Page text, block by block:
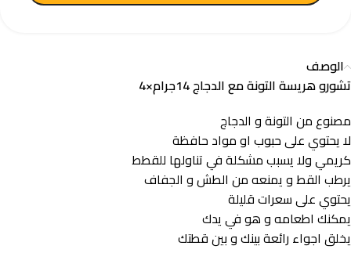
الوصف
تشورو هريسة التونة مع الدجاج 14جرام×4
مصنوع من التونة و الدجاج
لا يحتوي على حبوب او مواد حافظة
كريمي ولا يسبب مشكلة في تناولها للقطط
يرطب القط و يمنعه من الطش و الجفاف
يحتوي على سعرات قليلة
يمكنك اطعامه و هو في يدك
يخلق اجواء رائعة بينك و بين قطتك